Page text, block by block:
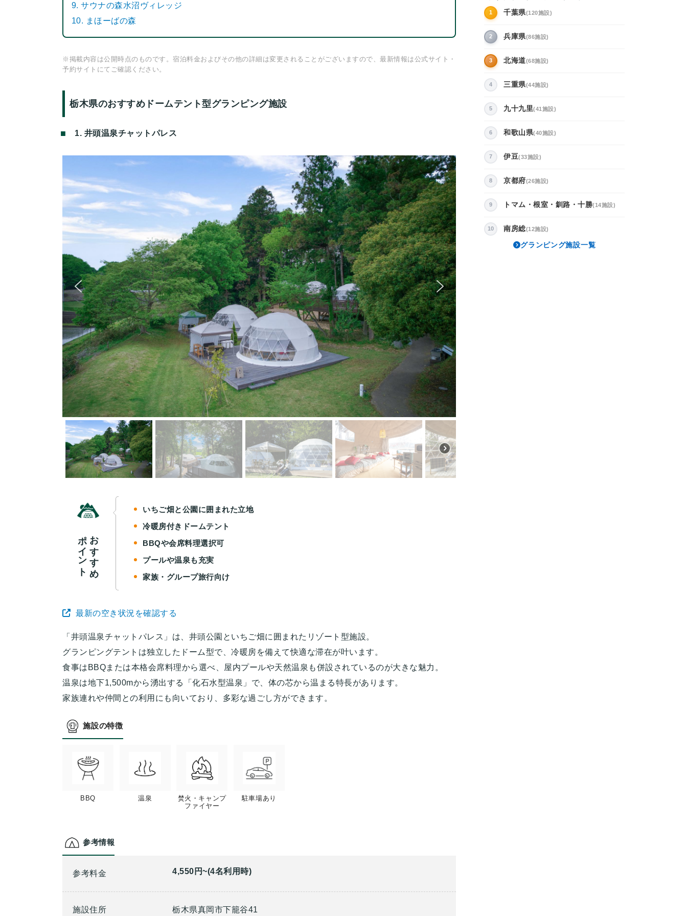
9. サウナの森水沼ヴィレッジ
10. まほーばの森
※掲載内容は公開時点のものです。宿泊料金およびその他の詳細は変更されることがございますので、最新情報は公式サイト・
予約サイトにてご確認ください。
栃木県のおすすめドームテント型グランピング施設
1. 井頭温泉チャットパレス
おすすめ
ポイント
いちご畑と公園に囲まれた立地
冷暖房付きドームテント
BBQや会席料理選択可
プールや温泉も充実
家族・グループ旅行向け
最新の空き状況を確認する
「井頭温泉チャットパレス」は、井頭公園といちご畑に囲まれたリゾート型施設。
グランピングテントは独立したドーム型で、冷暖房を備えて快適な滞在が叶います。
食事はBBQまたは本格会席料理から選べ、屋内プールや天然温泉も併設されているのが大きな魅力。
温泉は地下1,500mから湧出する「化石水型温泉」で、体の芯から温まる特長があります。
家族連れや仲間との利用にも向いており、多彩な過ごし方ができます。
施設の特徴
BBQ 温泉
焚火・キャンプ
ファイヤー
駐車場あり
参考情報
参考料金 4,550円~(4名利用時)
施設住所 栃木県真岡市下籠谷41
1 千葉県(120施設)
2 兵庫県(86施設)
3 北海道(68施設)
4 三重県(44施設)
5 九十九里(41施設)
6 和歌山県(40施設)
7 伊豆(33施設)
8 京都府(26施設)
9 トマム・根室・釧路・十勝(14施設)
10 南房総(12施設)
グランピング施設一覧